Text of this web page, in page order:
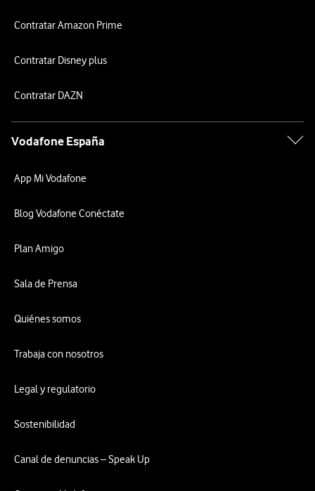
Contratar Amazon Prime
Contratar Disney plus
Contratar DAZN
Vodafone España
App Mi Vodafone
Blog Vodafone Conéctate
Plan Amigo
Sala de Prensa
Quiénes somos
Trabaja con nosotros
Legal y regulatorio
Sostenibilidad
Canal de denuncias – Speak Up